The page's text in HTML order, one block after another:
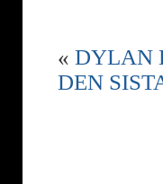
« DYLAN
DEN